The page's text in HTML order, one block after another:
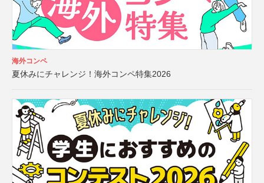
海外コンペ
夏休みにチャレンジ！海外コンペ特集2026